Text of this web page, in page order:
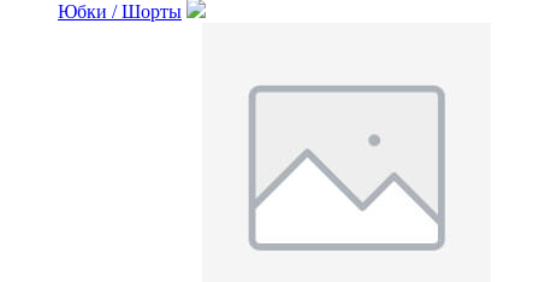
Юбки / Шорты